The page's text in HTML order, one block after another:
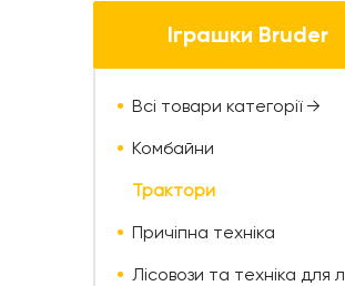
Іграшки Bruder
Всі товари категорії →
Комбайни
Трактори
Причіпна техніка
Лісовози та техніка для